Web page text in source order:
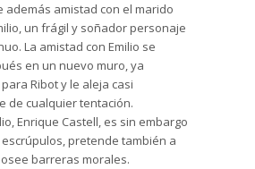
además amistad con el marido
un frágil y soñador personaje
La amistad con Emilio se
en un nuevo muro, ya
Ribot y le aleja casi
de cualquier tentación.
Enrique Castell, es sin embargo
pretende también a
barreras morales.